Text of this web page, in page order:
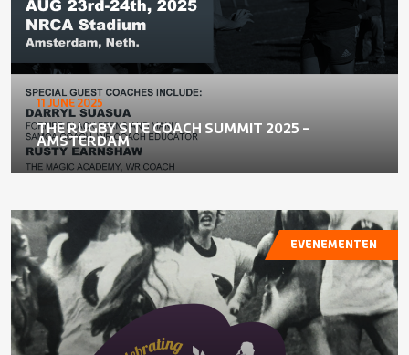
11 JUNE 2025
THE RUGBY SITE COACH SUMMIT 2025 –
AMSTERDAM
EVENEMENTEN